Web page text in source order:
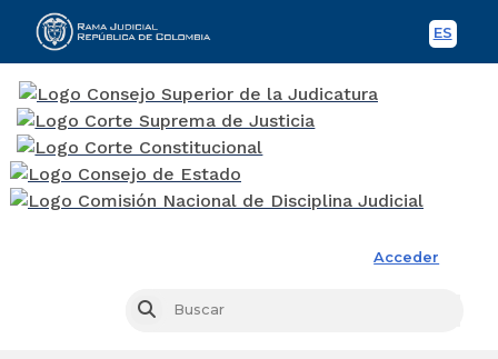
ES
Acceder
Buscar